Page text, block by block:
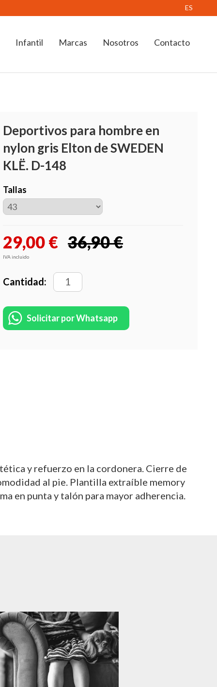
ES
Infantil Marcas Nosotros Contacto
Deportivos para hombre en
nylon gris Elton de SWEDEN
KLË. D-148
Tallas
29,00€ 36,90 €
IVA incluido
Cantidad:
Solicitar por Whatsapp
y refuerzo en la cordonera. Cierre de
al pie. Plantilla extraíble memory
en punta y talón para mayor adherencia.